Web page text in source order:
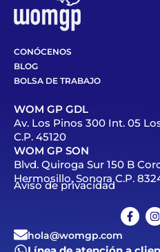
CONÓCENOS
BLOG
BOLSA DE TRABAJO
WOM GP GDL
Av. Los Pinos 300 Int. 05
C.P. 45120
WOM GP SON
Blvd. Quiroga Sur 150 B
Hermosillo, Sonora C.P.
Aviso de privacidad
hola@womgp.com